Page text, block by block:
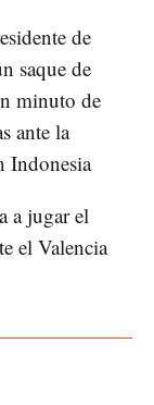
de
saque de
minuto de
ante la
Indonesia
a jugar el
el Valencia